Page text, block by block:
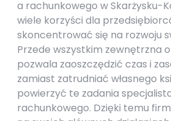
a rachunkowego w Skarżysku-
wiele korzyści dla
skoncentrować się na rozwoju
Przede wszystkim zewnętrzna
pozwala zaoszczędzić czas i
zamiast zatrudniać własnego
powierzyć te zadania
rachunkowego. Dzięki temu